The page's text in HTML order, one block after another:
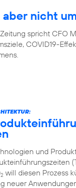
nicht
spricht CFO
COVID19-
und
2 will diesen Prozess
neuer